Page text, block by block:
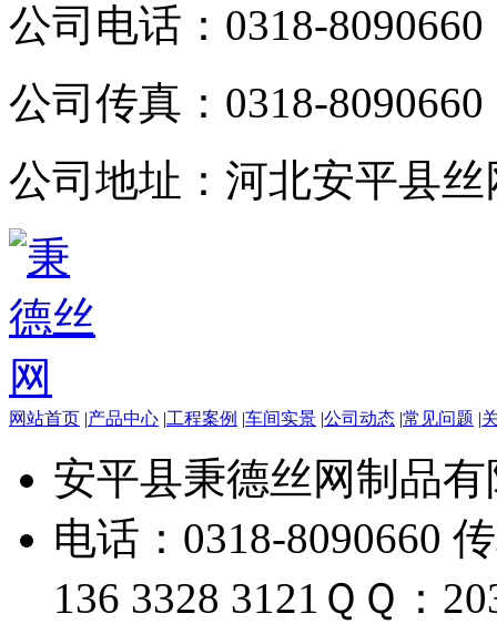
公司电话： 0318-8090660
公司传真： 0318-8090660
公司地址： 河北安平县
网站首页 |产品中心 |工程案例 |车间实景 |公司动态 |常见问题 |
安平县秉德丝网制品
电话：0318-8090660
136 3328 3121 ＱＱ：